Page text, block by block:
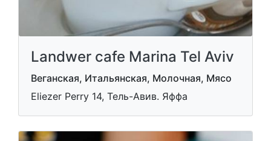
Landwer cafe Marina Tel Aviv
Веганская, Итальянская, Молочная, Мясо
Eliezer Perry 14, Тель-Авив. Яффа